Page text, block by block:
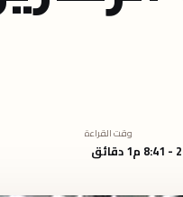
وقت القراءة
1 دقائق